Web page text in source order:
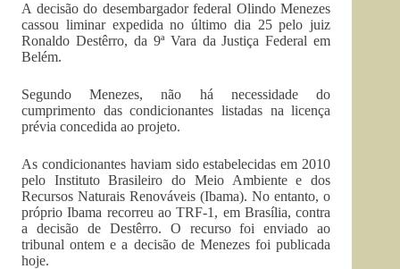
A decisão do desembargador federal Olindo Menezes
cassou liminar expedida no último dia 25 pelo juiz
Ronaldo Destêrro, da 9ª Vara da Justiça Federal em
Belém.
Segundo Menezes, não há necessidade do
cumprimento das condicionantes listadas na licença
prévia concedida ao projeto.
As condicionantes haviam sido estabelecidas em 2010
pelo Instituto Brasileiro do Meio Ambiente e dos
Recursos Naturais Renováveis (Ibama). No entanto, o
próprio Ibama recorreu ao TRF-1, em Brasília, contra
a decisão de Destêrro. O recurso foi enviado ao
tribunal ontem e a decisão de Menezes foi publicada
hoje.